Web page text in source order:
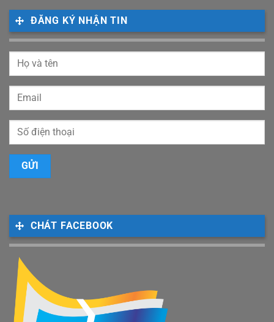
ĐĂNG KÝ NHẬN TIN
CHÁT FACEBOOK